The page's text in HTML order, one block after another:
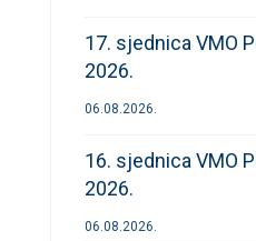
17. sjednica VMO
2026.
06.08.2026.
16. sjednica VMO
2026.
06.08.2026.